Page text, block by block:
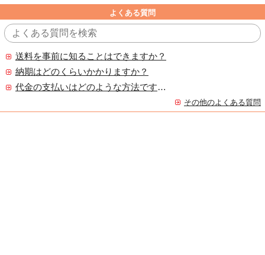
よくある質問
送料を事前に知ることはできますか？
納期はどのくらいかかりますか？
代金の支払いはどのような方法ですか？
その他のよくある質問